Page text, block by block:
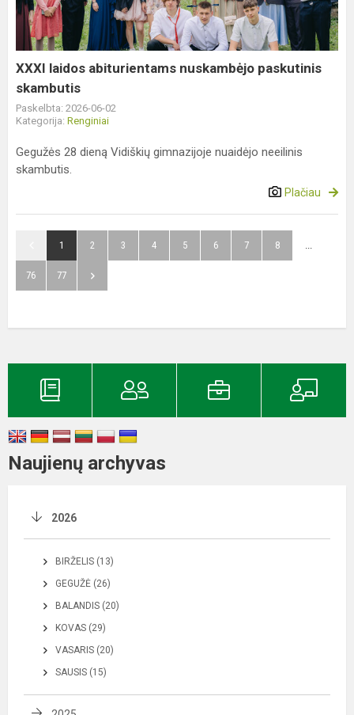
paskutinis
skambutis
XXXI laidos abiturientams nuskambėjo paskutinis
skambutis
Paskelbta: 2026-06-02
Kategorija: Renginiai
Gegužės 28 dieną Vidiškių gimnazijoje nuaidėjo neeilinis
skambutis.
Plačiau
1 2 3 4 5 6 7 8 ...
76 77
Naujienų archyvas
2026
BIRŽELIS (13)
GEGUŽĖ (26)
BALANDIS (20)
KOVAS (29)
VASARIS (20)
SAUSIS (15)